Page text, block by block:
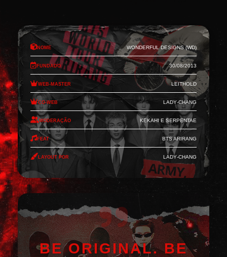
Nome Wonderful Designs (WD)
Fundado 30/08/2013
Web-Master Leithold
Co-Web Lady-Chang
Moderação Kekahi e Serpentae
Feat BTS Arirang
Layout por Lady-Chang
BE ORIGINAL. BE